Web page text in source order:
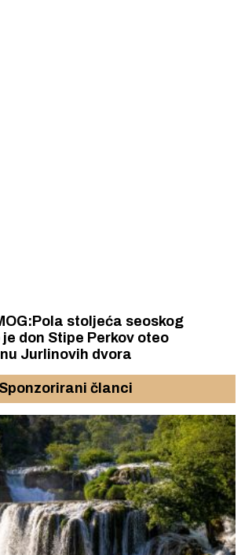
stoljeća seoskog
Jurlinovih dvora
Sponzorirani članci